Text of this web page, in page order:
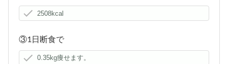
③1日断食で